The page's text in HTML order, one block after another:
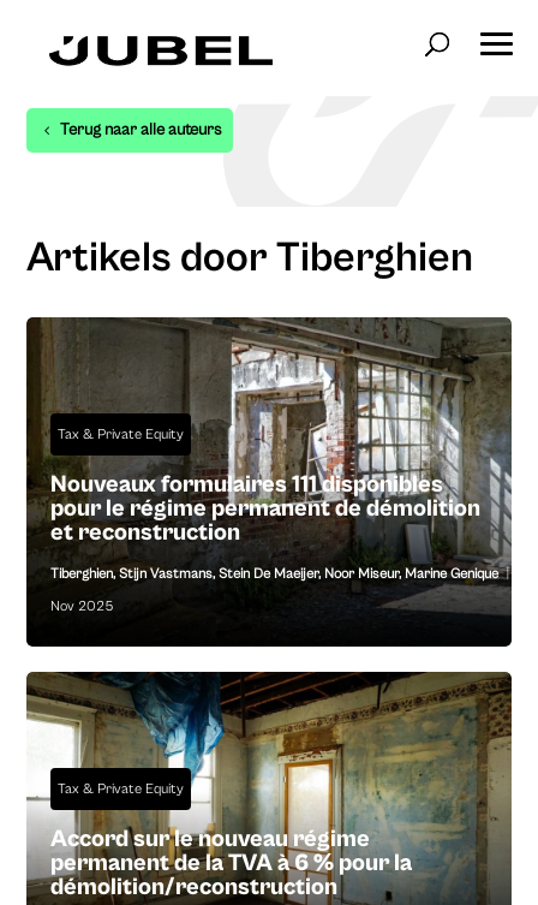
Terug naar alle auteurs
Artikels door Tiberghien
Tax & Private Equity
Nouveaux formulaires 111 disponibles
pour le régime permanent de démolition
et reconstruction
Tiberghien,Stijn Vastmans,Stein De Maeijer, Noor Miseur,Marine Genique |
Nov 2025
Tax & Private Equity
Accord sur le nouveau régime
permanent de la TVA à 6 % pour la
démolition/reconstruction